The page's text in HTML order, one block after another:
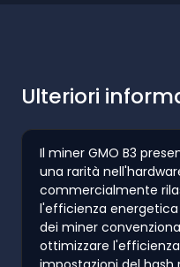
Ulteriori
Il miner GMO B3
una rarità
commercialmente
l'efficienza
dei miner
ottimizzare